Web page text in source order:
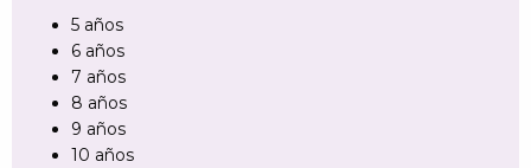
5 años
6 años
7 años
8 años
9 años
10 años